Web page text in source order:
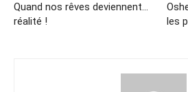
Quand nos rêves deviennent…
réalité !
les